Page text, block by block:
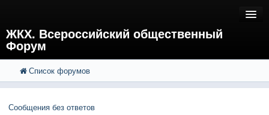
ЖКХ. Всероссийский общественный
Форум
FAQ
Расширенный поиск
Список форумов
Сообщения без ответов